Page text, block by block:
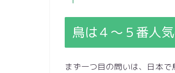
鳥は４～５番人
まず一つ目の問いは、日本で